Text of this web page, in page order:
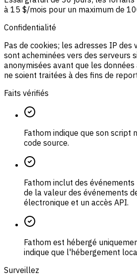
à 15 $/mois pour un maximum de
Confidentialité
Pas de cookies; les adresses IP des
sont acheminées vers des serveurs
anonymisées avant que les
ne soient traitées à des fins de
Faits vérifiés
Fathom indique que son script
code source.
Fathom inclut des
de la valeur des événements
électronique et un accès API.
Fathom est hébergé
indique que l'hébergement
Surveillez